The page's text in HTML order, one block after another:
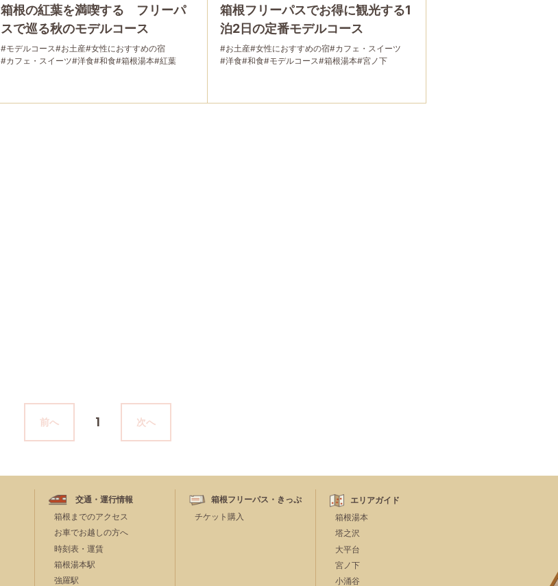
箱根の紅葉を満喫する フリーパ
スで巡る秋のモデルコース
#モデルコース#お土産#女性におすすめの宿
#カフェ・スイーツ#洋食#和食#箱根湯本#紅葉
箱根フリーパスでお得に観光する1
泊2日の定番モデルコース
#お土産#女性におすすめの宿#カフェ・スイーツ
#洋食#和食#モデルコース#箱根湯本#宮ノ下
前へ 1 次へ
交通・運行情報
箱根までのアクセス
お車でお越しの方へ
時刻表・運賃
箱根湯本駅
強羅駅
箱根フリーパス・きっぷ
チケット購入
エリアガイド
箱根湯本
塔之沢
大平台
宮ノ下
小涌谷